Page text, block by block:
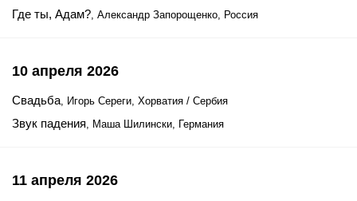
Где ты, Адам?, Александр Запорощенко, Россия
10 апреля 2026
Свадьба, Игорь Сереги, Хорватия / Сербия
Звук падения, Маша Шилински, Германия
11 апреля 2026